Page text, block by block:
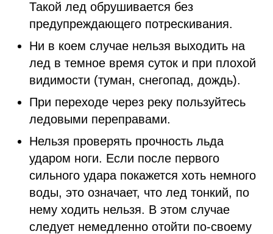
Такой лед обрушивается без
предупреждающего потрескивания.
Ни в коем случае нельзя выходить на
лед в темное время суток и при плохой
видимости (туман, снегопад, дождь).
При переходе через реку пользуйтесь
ледовыми переправами.
Нельзя проверять прочность льда
ударом ноги. Если после первого
сильного удара покажется хоть немного
воды, это означает, что лед тонкий, по
нему ходить нельзя. В этом случае
следует немедленно отойти по-своему